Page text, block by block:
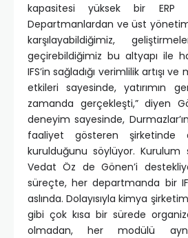
kapasitesi yüksek bir ERP
Departmanlardan ve üst
karşılayabildiğimiz,
geçirebildiğimiz bu altyapı ile
IFS’in sağladığı verimlilik artışı
etkileri sayesinde, yatırımın
zamanda gerçekleşti,” diyen
deneyim sayesinde,
faaliyet gösteren şirketinde
kurulduğunu söylüyor.
Vedat Öz de Gönen’i
süreçte, her departmanda bir
aslında. Dolayısıyla kimya
gibi çok kısa bir sürede
olmadan, her modülü